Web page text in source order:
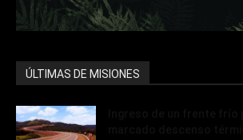
ÚLTIMAS DE MISIONES